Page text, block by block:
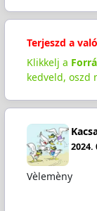
Terjeszd a
Klikkelj a
kedveld, oszd
2024.
Vèlemèny